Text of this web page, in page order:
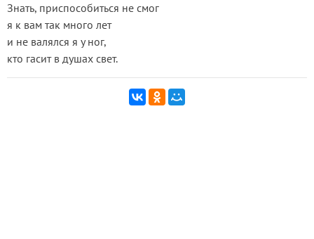
Знать, приспособиться не смог
я к вам так много лет
и не валялся я у ног,
кто гасит в душах свет.